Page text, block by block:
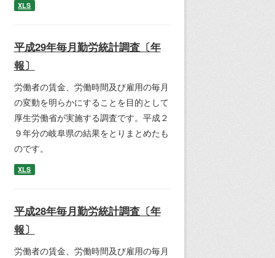
XLS
平成29年毎月勤労統計調査〔年
報〕
労働者の賃金、労働時間及び雇用の毎月
の変動を明らかにすることを目的として
厚生労働省が実施する調査です。平成２
９年分の岐阜県の結果をとりまとめたも
のです。
XLS
平成28年毎月勤労統計調査〔年
報〕
労働者の賃金、労働時間及び雇用の毎月